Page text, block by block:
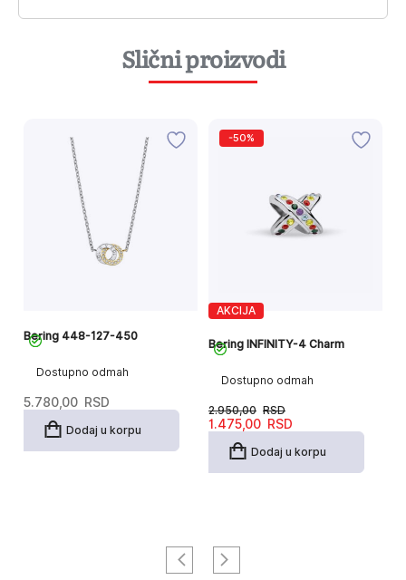
Slični proizvodi
Dostupno odmah
Bering 448-127-450
5.780,00 RSD
Dodaj u korpu
-50%
Dostupno odmah
AKCIJA
Bering INFINITY-4 Charm
2.950,00 RSD
Originalna
1.475,00 RSD
Trenutna
Dodaj u korpu